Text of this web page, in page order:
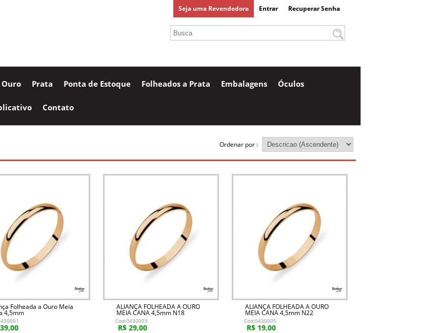
Seja uma Revendedora Entrar Recuperar Senha
Ouro Prata Ponta de Estoque Folheados a Prata Embalagens Óculos
Contato
Ordenar por :
Folheada a Ouro Meia
4,5mm
ALIANÇA FOLHEADA A OURO
MEIA CANA 4,5mm N18
Cod:0430003
R$ 29,00
ALIANÇA FOLHEADA A OURO
MEIA CANA 4,5mm N22
Cod:0430005
R$ 19,00